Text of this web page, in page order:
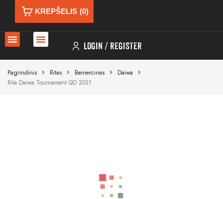
KREPŠELIS (0)
LOGIN REGISTER
Pagrindinis Ritės Beinercinės
Daiwa
Ritė Daiwa Tournament QD 2021